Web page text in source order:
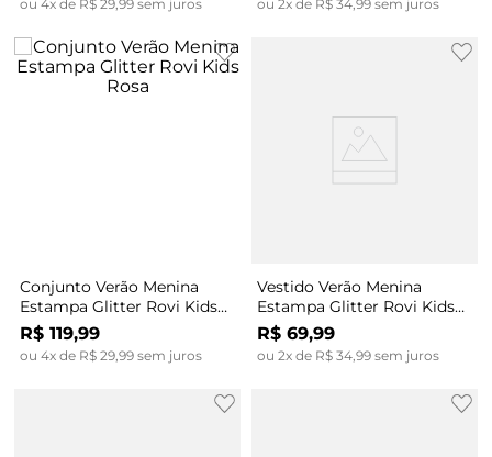
ou 4x de R$ 29,99sem juros ou 2x de R$ 34,99sem juros
Conjunto Verão Menina
Estampa Glitter Rovi Kids
Rosa
R$ 119,99
ou 4x de R$ 29,99sem juros
Vestido Verão Menina
Estampa Glitter Rovi Kids
Rosa
R$ 69,99
ou 2x de R$ 34,99sem juros